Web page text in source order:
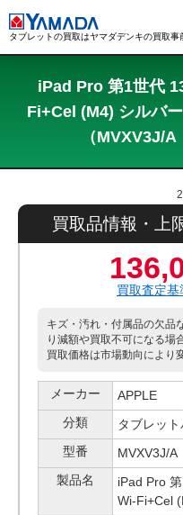
タブレットの買取はヤマダデンキの買取事
iPad Pro 第1世代
Fi+Cel (M4) シルバ
（MVXV3J/
買取品情報・上
買取査定基
キズ・汚れ・付属品の欠品
り減額や買取不可になる場
買取価格は市場動向により
メーカー
APPLE
分類
タブレッ
型番
MVXV3J/
製品名
iPad Pro
Wi-Fi+Cel